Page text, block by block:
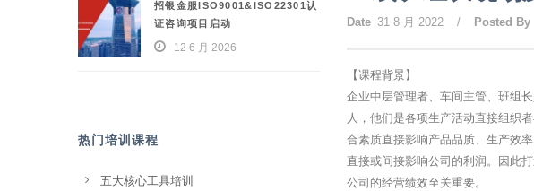
Date 31 8 月 2022 / Posted By
【课程背景】
企业中层管理者、车间主管、班组
人，他们是各项生产活动直接组织
合素质直接影响产品品质、生产效
直接或间接影响公司的利润。因此
公司的经营绩效至关重要。
招银金服ISO9001&ISO22301认
证咨询项目启动
12 6 月 2026
热门培训课程
五大核心工具培训